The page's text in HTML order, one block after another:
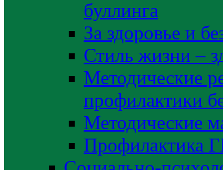
буллинга
За здоровье и
Стиль жизни –
Методические
профилактики
Методические